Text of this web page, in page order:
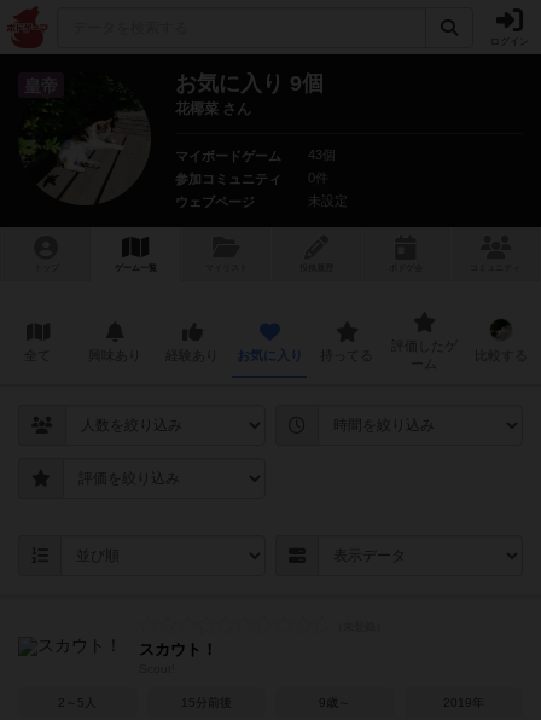
皇帝 お気に入り 9個
花椰菜 さん
マイボードゲーム
43個
参加コミュニティ
0件
ウェブページ
未設定
ゲーム一覧
お気に入り
スカウト！
2～5人 15分前後 9歳～ 2019年